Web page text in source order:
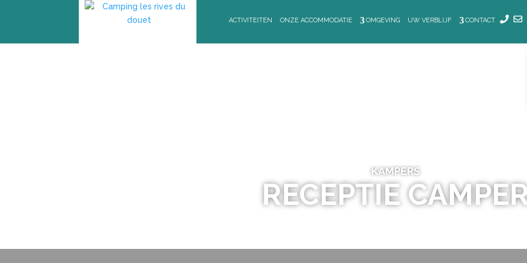
ACTIVITEITEN ONZE ACCOMMODATIE OMGEVING UW VERBLIJF CONTACT
KAMPERS
RECEPTIE